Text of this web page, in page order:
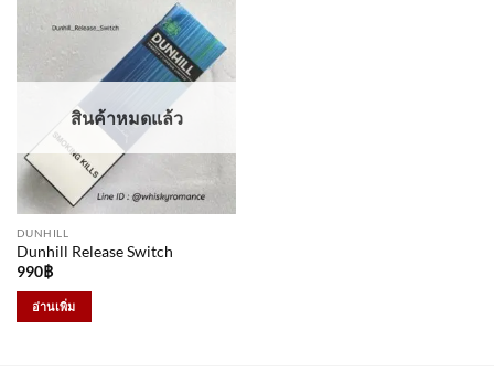
สินค้าหมดแล้ว
DUNHILL
Dunhill Release Switch
990฿
อ่านเพิ่ม